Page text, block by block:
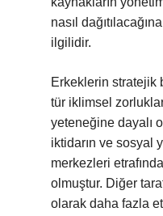
nasıl
ilgilidir.
Erkeklerin stratejik
tür iklimsel
yeteneğine dayalı
iktidarın ve sosyal
merkezleri
olmuştur. Diğer
olarak daha fazla